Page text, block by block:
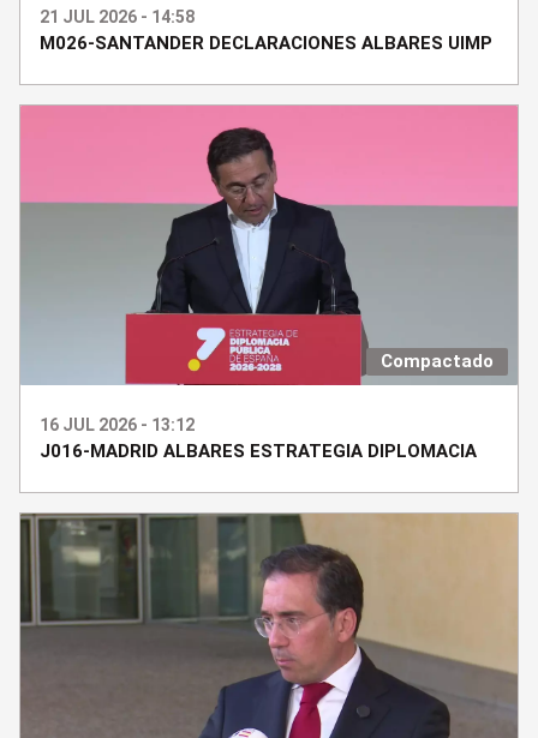
21 JUL 2026 - 14:58
M026-SANTANDER DECLARACIONES ALBARES UIMP
Compactado
16 JUL 2026 - 13:12
J016-MADRID ALBARES ESTRATEGIA DIPLOMACIA